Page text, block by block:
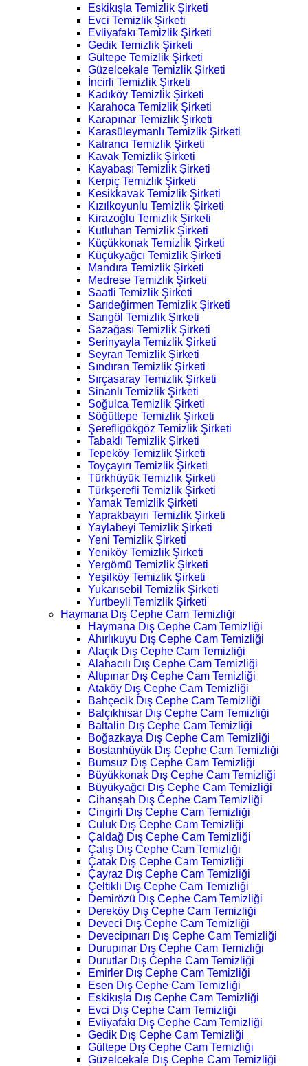
Eskikışla Temizlik Şirketi
Evci Temizlik Şirketi
Evliyafakı Temizlik Şirketi
Gedik Temizlik Şirketi
Gültepe Temizlik Şirketi
Güzelcekale Temizlik Şirketi
İncirli Temizlik Şirketi
Kadıköy Temizlik Şirketi
Karahoca Temizlik Şirketi
Karapınar Temizlik Şirketi
Karasüleymanlı Temizlik Şirketi
Katrancı Temizlik Şirketi
Kavak Temizlik Şirketi
Kayabaşı Temizlik Şirketi
Kerpiç Temizlik Şirketi
Kesikkavak Temizlik Şirketi
Kızılkoyunlu Temizlik Şirketi
Kirazoğlu Temizlik Şirketi
Kutluhan Temizlik Şirketi
Küçükkonak Temizlik Şirketi
Küçükyağcı Temizlik Şirketi
Mandıra Temizlik Şirketi
Medrese Temizlik Şirketi
Saatli Temizlik Şirketi
Sarıdeğirmen Temizlik Şirketi
Sarıgöl Temizlik Şirketi
Sazağası Temizlik Şirketi
Serinyayla Temizlik Şirketi
Seyran Temizlik Şirketi
Sındıran Temizlik Şirketi
Sırçasaray Temizlik Şirketi
Sinanlı Temizlik Şirketi
Soğulca Temizlik Şirketi
Söğüttepe Temizlik Şirketi
Şerefligökgöz Temizlik Şirketi
Tabaklı Temizlik Şirketi
Tepeköy Temizlik Şirketi
Toyçayırı Temizlik Şirketi
Türkhüyük Temizlik Şirketi
Türkşerefli Temizlik Şirketi
Yamak Temizlik Şirketi
Yaprakbayırı Temizlik Şirketi
Yaylabeyi Temizlik Şirketi
Yeni Temizlik Şirketi
Yeniköy Temizlik Şirketi
Yergömü Temizlik Şirketi
Yeşilköy Temizlik Şirketi
Yukarısebil Temizlik Şirketi
Yurtbeyli Temizlik Şirketi
Haymana Dış Cephe Cam Temizliği
Haymana Dış Cephe Cam Temizliği
Ahırlıkuyu Dış Cephe Cam Temizliği
Alaçık Dış Cephe Cam Temizliği
Alahacılı Dış Cephe Cam Temizliği
Altıpınar Dış Cephe Cam Temizliği
Ataköy Dış Cephe Cam Temizliği
Bahçecik Dış Cephe Cam Temizliği
Balçıkhisar Dış Cephe Cam Temizliği
Baltalin Dış Cephe Cam Temizliği
Boğazkaya Dış Cephe Cam Temizliği
Bostanhüyük Dış Cephe Cam Temizliği
Bumsuz Dış Cephe Cam Temizliği
Büyükkonak Dış Cephe Cam Temizliği
Büyükyağcı Dış Cephe Cam Temizliği
Cihanşah Dış Cephe Cam Temizliği
Cingirli Dış Cephe Cam Temizliği
Culuk Dış Cephe Cam Temizliği
Çaldağ Dış Cephe Cam Temizliği
Çalış Dış Cephe Cam Temizliği
Çatak Dış Cephe Cam Temizliği
Çayraz Dış Cephe Cam Temizliği
Çeltikli Dış Cephe Cam Temizliği
Demirözü Dış Cephe Cam Temizliği
Dereköy Dış Cephe Cam Temizliği
Deveci Dış Cephe Cam Temizliği
Devecipınarı Dış Cephe Cam Temizliği
Durupınar Dış Cephe Cam Temizliği
Durutlar Dış Cephe Cam Temizliği
Emirler Dış Cephe Cam Temizliği
Esen Dış Cephe Cam Temizliği
Eskikışla Dış Cephe Cam Temizliği
Evci Dış Cephe Cam Temizliği
Evliyafakı Dış Cephe Cam Temizliği
Gedik Dış Cephe Cam Temizliği
Gültepe Dış Cephe Cam Temizliği
Güzelcekale Dış Cephe Cam Temizliği